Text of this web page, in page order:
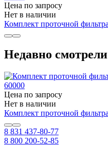
Цена по запросу
Нет в наличии
Комплект проточной
Недавно смотрели
Цена по запросу
Нет в наличии
Комплект проточной
8 831 437-80-77
8 800 200-52-85